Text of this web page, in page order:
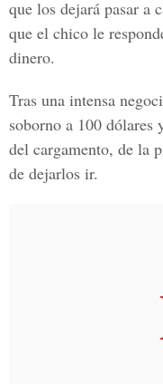
que los dejará pasar a
que el chico le
dinero.
Tras una intensa
soborno a 100 dólares
del cargamento, de la
de dejarlos ir.